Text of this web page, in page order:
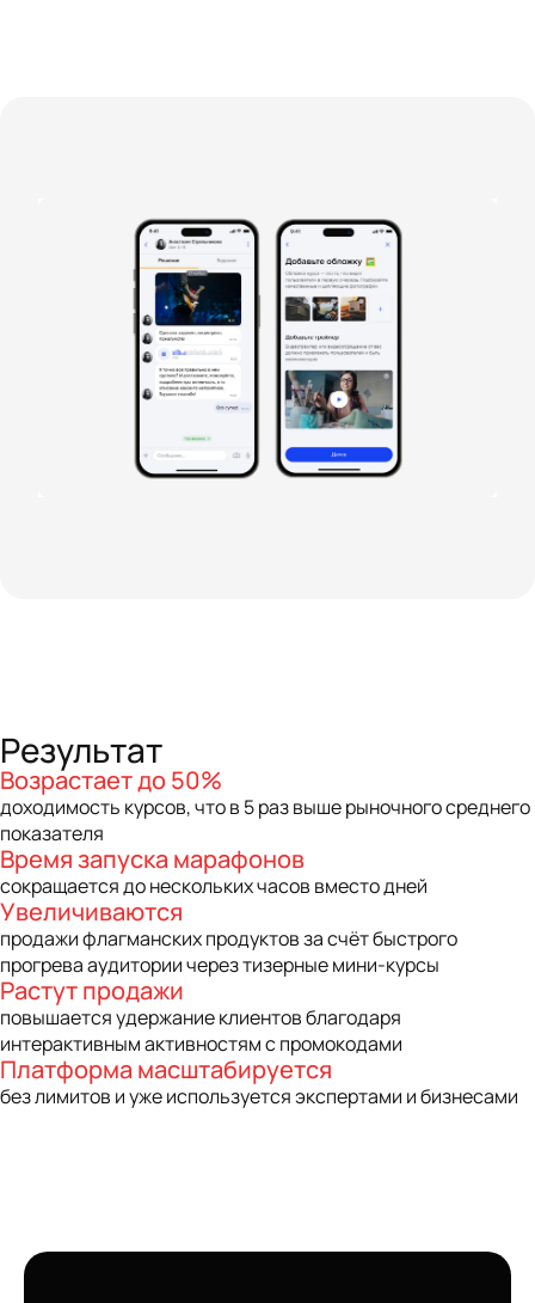
Результат
Возрастает до 50%
доходимость курсов, что в 5 раз выше рыночного среднего
показателя
Время запуска марафонов
сокращается до нескольких часов вместо дней
Увеличиваются
продажи флагманских продуктов за счёт быстрого
прогрева аудитории через тизерные мини-курсы
Растут продажи
повышается удержание клиентов благодаря
интерактивным активностям с промокодами
Платформа масштабируется
без лимитов и уже используется экспертами и бизнесами